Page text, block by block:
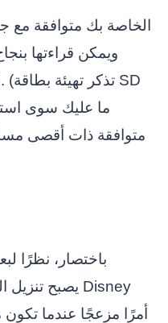
ويمكن قراءتها
متوافقة ذات أقصى
باختصار، نظرًا
أمرًا مزعجًا عندما